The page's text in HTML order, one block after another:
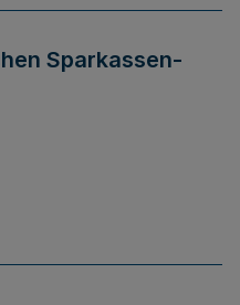
Sparkassen-